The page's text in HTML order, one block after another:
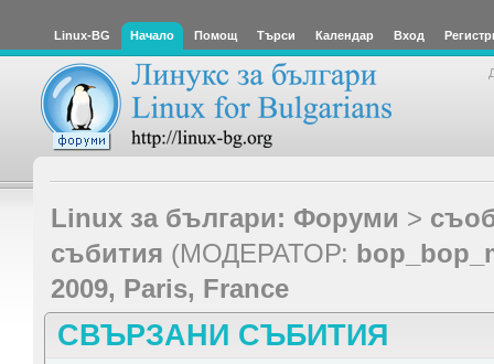
Linux-BG Начало Помощ Търси Календар Вход
Linux за българи: Форуми >
събития (МОДЕРАТОР:
2009, Paris, France
СВЪРЗАНИ СЪБИТИЯ